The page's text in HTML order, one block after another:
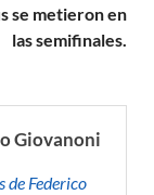
se metieron en
las semifinales.
Giovanoni
de Federico